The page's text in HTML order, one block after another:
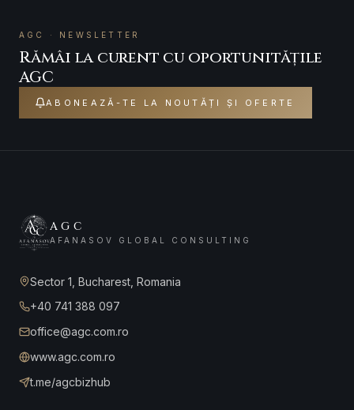
AGC · NEWSLETTER
Rămâi la curent cu oportunitățile
AGC
ABONEAZĂ-TE LA NOUTĂȚI ȘI OFERTE
AGC
AFANASOV GLOBAL CONSULTING
Sector 1, Bucharest, Romania
+40 741 388 097
office@agc.com.ro
www.agc.com.ro
t.me/agcbizhub